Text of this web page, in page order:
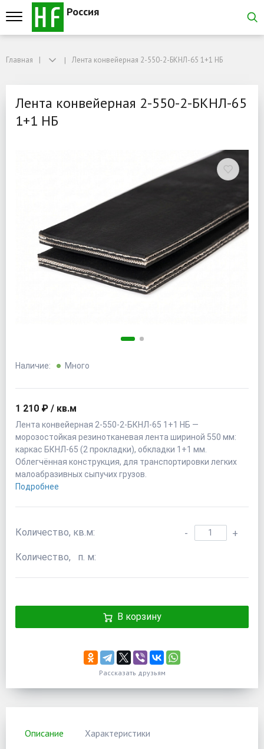
Россия
Лента конвейерная 2-550-2-БКНЛ-65 1+1 НБ
Главная Лента конвейерная 2-550-2-БКНЛ-65 1+1 НБ
Лента конвейерная 2-550-2-БКНЛ-65
1+1 НБ
Наличие: Много
1 210 ₽ / кв.м
Лента конвейерная 2-550-2-БКНЛ-65 1+1 НБ —
морозостойкая резинотканевая лента шириной 550 мм:
каркас БКНЛ-65 (2 прокладки), обкладки 1+1 мм.
Облегчённая конструкция, для транспортировки легких
малоабразивных сыпучих грузов.
Подробнее
Количество, кв.м: - +
Количество, п. м:
В корзину
Рассказать друзьям
Описание Характеристики